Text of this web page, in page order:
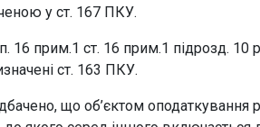
у ст. 167 ПКУ.
16 прим.1 ст. 16 прим.1 підрозд.
ст. 163 ПКУ.
що об’єктом оподаткування